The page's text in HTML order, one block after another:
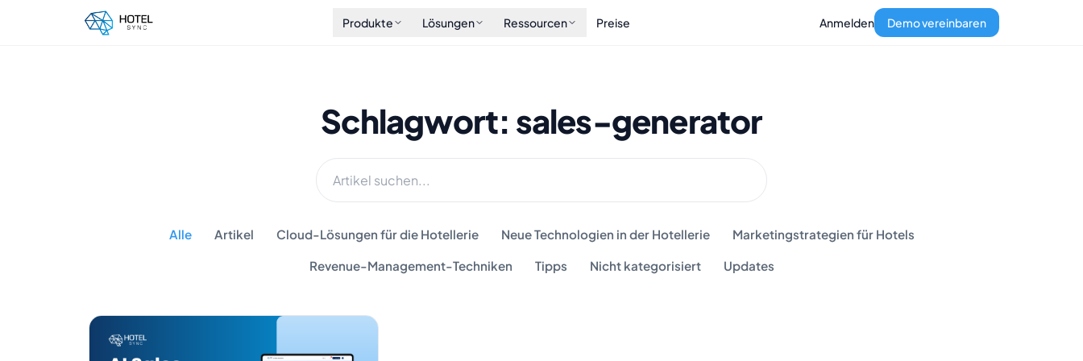
Produkte Lösungen Ressourcen Preise Anmelden Demo vereinbaren
Schlagwort: sales-generator
Alle Artikel Cloud-Lösungen für die Hotellerie Neue Technologien in der Hotellerie Marketingstrategien für Hotels
Revenue-Management-Techniken Tipps Nicht kategorisiert Updates